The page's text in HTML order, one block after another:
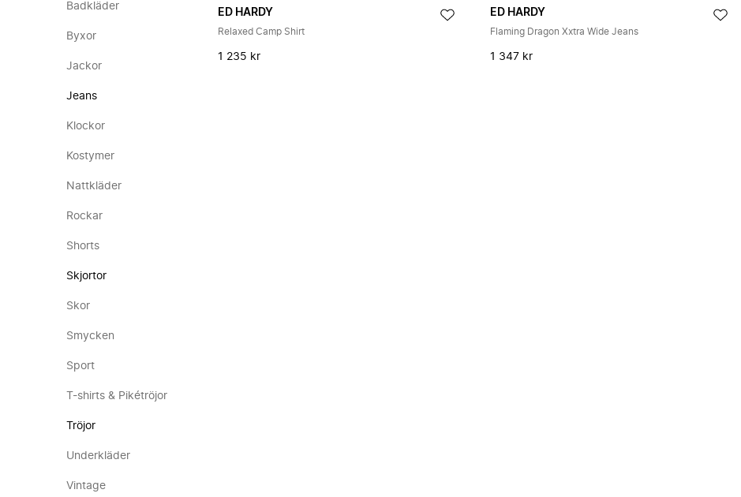
Badkläder
Byxor
Jackor
Jeans
Klockor
Kostymer
Nattkläder
Rockar
Shorts
Skjortor
Skor
Smycken
Sport
T-shirts & Pikétröjor
Tröjor
Underkläder
Vintage
ED HARDY
Relaxed Camp Shirt
1 235 kr
ED HARDY
Flaming Dragon Xxtra Wide Jeans
1 347 kr